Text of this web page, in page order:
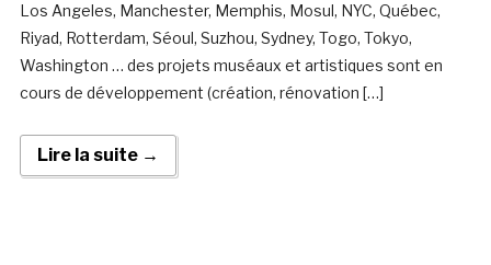
Los Angeles, Manchester, Memphis, Mosul, NYC, Québec,
Riyad, Rotterdam, Séoul, Suzhou, Sydney, Togo, Tokyo,
Washington … des projets muséaux et artistiques sont en
cours de développement (création, rénovation […]
Lire la suite →